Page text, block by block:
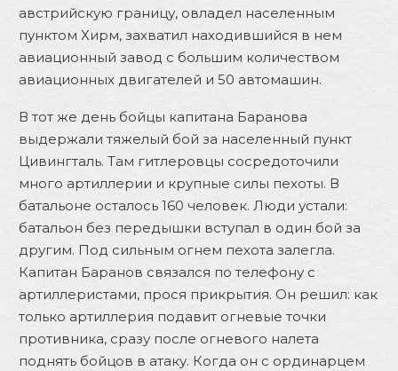
австрийскую границу, овладел населенным
пунктом Хирм, захватил находившийся в нем
авиационный завод с большим количеством
авиационных двигателей и 50 автомашин.
В тот же день бойцы капитана Баранова
выдержали тяжелый бой за населенный пункт
Цивингталь. Там гитлеровцы сосредоточили
много артиллерии и крупные силы пехоты. В
батальоне осталось 160 человек. Люди устали:
батальон без передышки вступал в один бой за
другим. Под сильным огнем пехота залегла.
Капитан Баранов связался по телефону с
артиллеристами, прося прикрытия. Он решил: как
только артиллерия подавит огневые точки
противника, сразу после огневого налета
поднять бойцов в атаку. Когда он с ординарцем